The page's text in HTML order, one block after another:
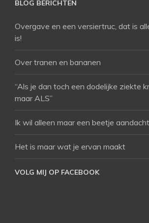
BLOG BERICHTEN
Overgave en een versiertruc, dat is
is!
Over tranen en bananen
“Als je dan toch een dodelijke ziekte
maar ALS”
Ik wil alleen maar een beetje
Het is maar wat je ervan maakt
VOLG MIJ OP FACEBOOK